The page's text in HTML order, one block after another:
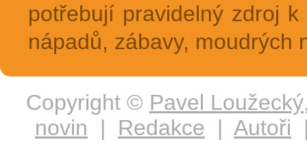
potřebují pravidelný zdroj
nápadů, zábavy, moudrých
Copyright © Pavel Loužecký
novin | Redakce | Autoři